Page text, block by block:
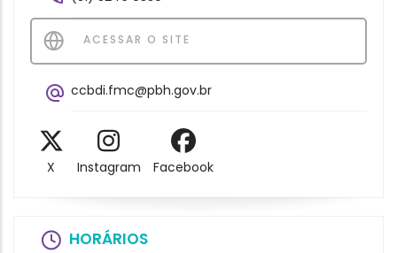
ACESSAR O SITE
ccbdi.fmc@pbh.gov.br
X Instagram Facebook
HORÁRIOS